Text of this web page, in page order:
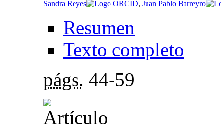
Sandra Reyes , Juan Pablo Barreyro
Resumen
Texto completo
págs. 44-59